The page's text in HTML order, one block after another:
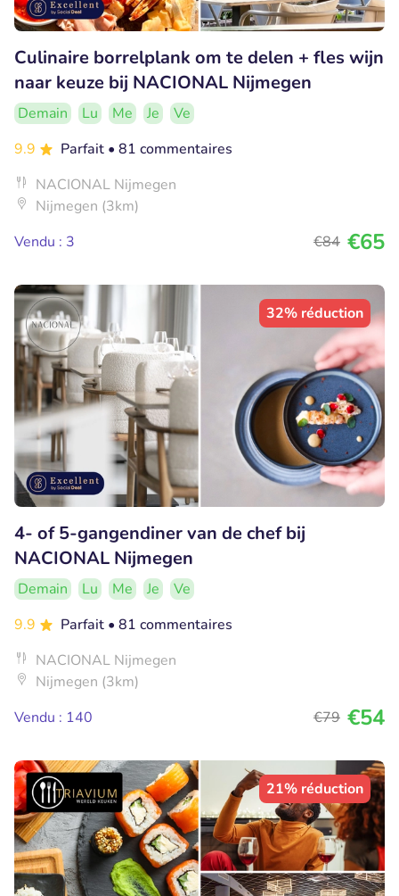
Culinaire borrelplank om te delen + fles wijn
naar keuze bij NACIONAL Nijmegen
Demain Lu Me Je
Ve
9.9
Parfait • 81 commentaires
NACIONAL Nijmegen
Nijmegen (3km)
Vendu : 3
€84 €65
32% réduction
4- of 5-gangendiner van de chef bij
NACIONAL Nijmegen
Demain Lu Me Je
Ve
9.9
Parfait • 81 commentaires
NACIONAL Nijmegen
Nijmegen (3km)
Vendu : 140
€79 €54
21% réduction